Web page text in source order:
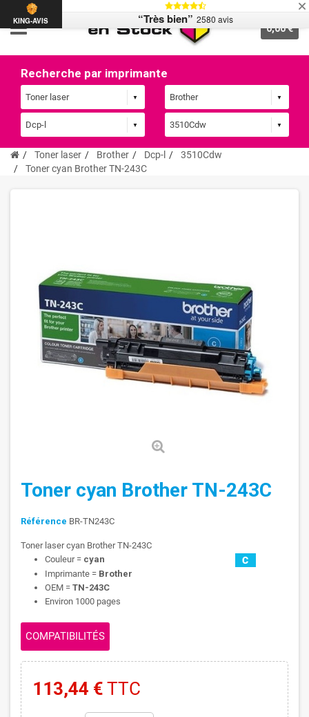
0,00 €
Recherche par imprimante
Toner laser Brother Dcp-l
3510Cdw
Toner cyan Brother TN-243C
Toner cyan Brother TN-243C
Référence BR-TN243C
Toner laser cyan Brother TN-243C
Couleur = cyan
Imprimante = Brother
OEM = TN-243C
Environ 1000 pages
COMPATIBILITÉS
113,44 € TTC
KING-AVIS “Très bien” 2580 avis